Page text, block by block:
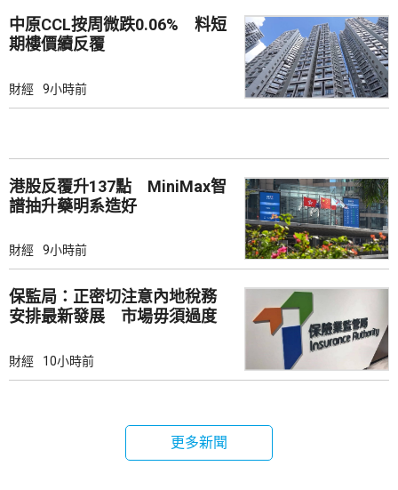
中原CCL按周微跌0.06% 料短
期樓價續反覆
財經 9小時前
港股反覆升137點 MiniMax智
譜抽升藥明系造好
財經 9小時前
保監局：正密切注意內地稅務
安排最新發展 市場毋須過度
財經 10小時前
更多新聞